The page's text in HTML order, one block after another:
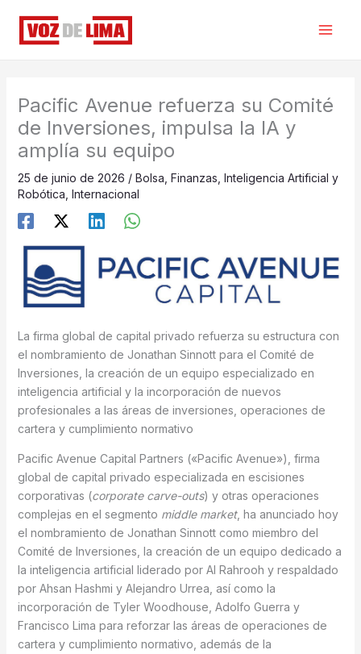
contenido
Pacific Avenue refuerza su Comité
de Inversiones, impulsa la IA y
amplía su equipo
25 de junio de 2026 / Bolsa Finanzas Inteligencia Artificial y
Robótica Internacional
La firma global de capital privado refuerza su estructura con
el nombramiento de Jonathan Sinnott para el Comité de
Inversiones, la creación de un equipo especializado en
inteligencia artificial y la incorporación de nuevos
profesionales a las áreas de inversiones, operaciones de
cartera y cumplimiento normativo
Pacific Avenue Capital Partners («Pacific Avenue»), firma
global de capital privado especializada en escisiones
corporativas (corporate carve-outs) y otras operaciones
complejas en el segmento middle market, ha anunciado hoy
el nombramiento de Jonathan Sinnott como miembro del
Comité de Inversiones, la creación de un equipo dedicado a
la inteligencia artificial liderado por Al Rahrooh y respaldado
por Ahsan Hashmi y Alejandro Urrea, así como la
incorporación de Tyler Woodhouse, Adolfo Guerra y
Francisco Lima para reforzar las áreas de operaciones de
cartera y cumplimiento normativo, además de la